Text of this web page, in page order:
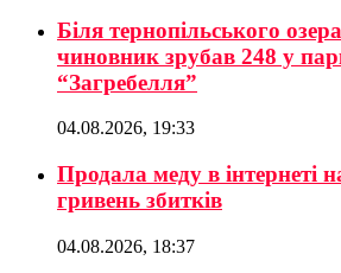
Біля тернопільського
чиновник зрубав 248 у
“Загребелля”
04.08.2026, 19:33
Продала меду в інтернеті
гривень збитків
04.08.2026, 18:37